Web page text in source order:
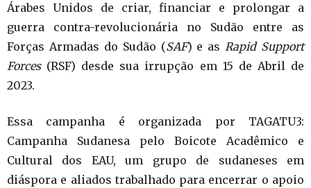
Árabes Unidos de criar, financiar e prolongar a
guerra contra-revolucionária no Sudão entre as
Forças Armadas do Sudão (SAF) e asRapid Support
Forces(RSF) desde sua irrupção em 15 de Abril de
2023.
Essa campanha é organizada por TAGATU3:
Campanha Sudanesa pelo Boicote Acadêmico e
Cultural dos EAU, um grupo de sudaneses em
diáspora e aliados trabalhado para encerrar o apoio